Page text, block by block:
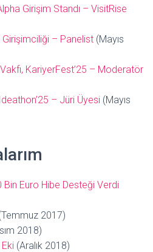
Girişim Standı – VisitRise
Girişimciliği – Panelist (Mayıs
KariyerFest’25 – Moderatör
– Jüri Üyesi (Mayıs
Euro Hibe Desteği Verdi
2017)
2018)
(Aralık 2018)